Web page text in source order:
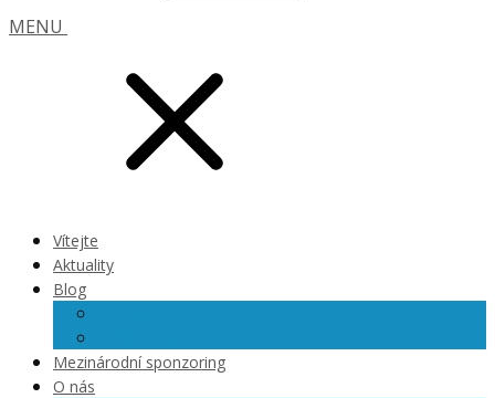
MENU
Vítejte
Aktuality
Blog
Mezinárodní sponzoring
O nás